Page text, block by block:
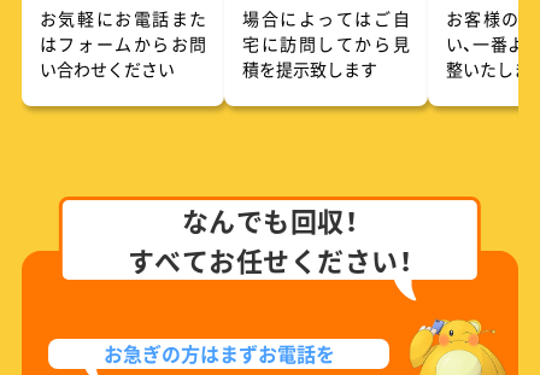
お気軽にお電話また
はフォームからお問
い合わせください
場合によってはご自
宅に訪問してから見
積を提示致します
お客様の
い、一番よ
整いたしま
なんでも回収！
すべてお任せください！
お急ぎの方はまずお電話を